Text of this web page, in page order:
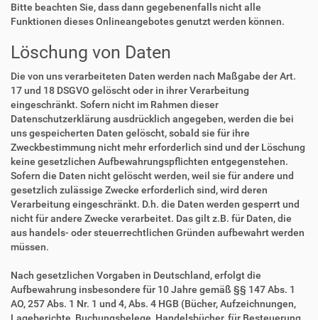
Bitte beachten Sie, dass dann gegebenenfalls nicht alle
Funktionen dieses Onlineangebotes genutzt werden können.
Löschung von Daten
Die von uns verarbeiteten Daten werden nach Maßgabe der Art.
17 und 18 DSGVO gelöscht oder in ihrer Verarbeitung
eingeschränkt. Sofern nicht im Rahmen dieser
Datenschutzerklärung ausdrücklich angegeben, werden die bei
uns gespeicherten Daten gelöscht, sobald sie für ihre
Zweckbestimmung nicht mehr erforderlich sind und der Löschung
keine gesetzlichen Aufbewahrungspflichten entgegenstehen.
Sofern die Daten nicht gelöscht werden, weil sie für andere und
gesetzlich zulässige Zwecke erforderlich sind, wird deren
Verarbeitung eingeschränkt. D.h. die Daten werden gesperrt und
nicht für andere Zwecke verarbeitet. Das gilt z.B. für Daten, die
aus handels- oder steuerrechtlichen Gründen aufbewahrt werden
müssen.
Nach gesetzlichen Vorgaben in Deutschland, erfolgt die
Aufbewahrung insbesondere für 10 Jahre gemäß §§ 147 Abs. 1
AO, 257 Abs. 1 Nr. 1 und 4, Abs. 4 HGB (Bücher, Aufzeichnungen,